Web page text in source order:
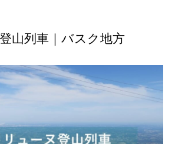
山列車｜バスク地方